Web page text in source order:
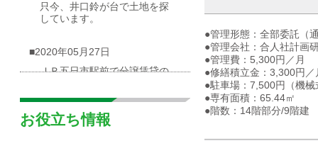
只今、井口鈴が台で土地を探
しています。
■2020年05月27日
ＪＲ五日市駅前で分譲賃貸の
■2020年05月03日
お役立ち情報
●管理形態：全部委託（
●管理会社：合人社計画
●管理費：5,300円／月
●修繕積立金：3,300円／
●駐車場：7,500円（機械
●専有面積：65.44㎡
●階数：14階部分/9階建